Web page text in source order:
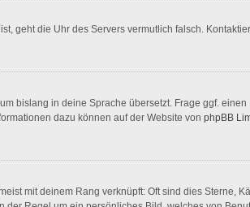
geht die Uhr des Servers vermutlich falsch.
bislang in deine Sprache übersetzt. Frage ggf.
dazu können auf der Website von phpBB
mit deinem Rang verknüpft: Oft sind dies Sterne,